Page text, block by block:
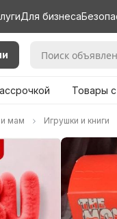
Для бизнеса
Товары
мам Игрушки и книги